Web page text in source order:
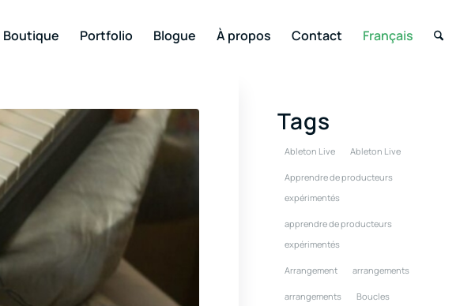
Boutique Portfolio Blogue À propos Contact Français
Tags
Ableton Live Ableton Live
Apprendre de producteurs
expérimentés
apprendre de producteurs
expérimentés
Arrangement arrangements
arrangements Boucles